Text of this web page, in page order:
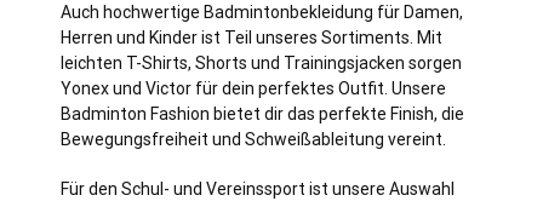
Auch hochwertige Badmintonbekleidung für Damen,
Herren und Kinder ist Teil unseres Sortiments. Mit
leichten T-Shirts, Shorts und Trainingsjacken sorgen
Yonex und Victor für dein perfektes Outfit. Unsere
Badminton Fashion bietet dir das perfekte Finish, die
Bewegungsfreiheit und Schweißableitung vereint.
Für den Schul- und Vereinssport ist unsere Auswahl